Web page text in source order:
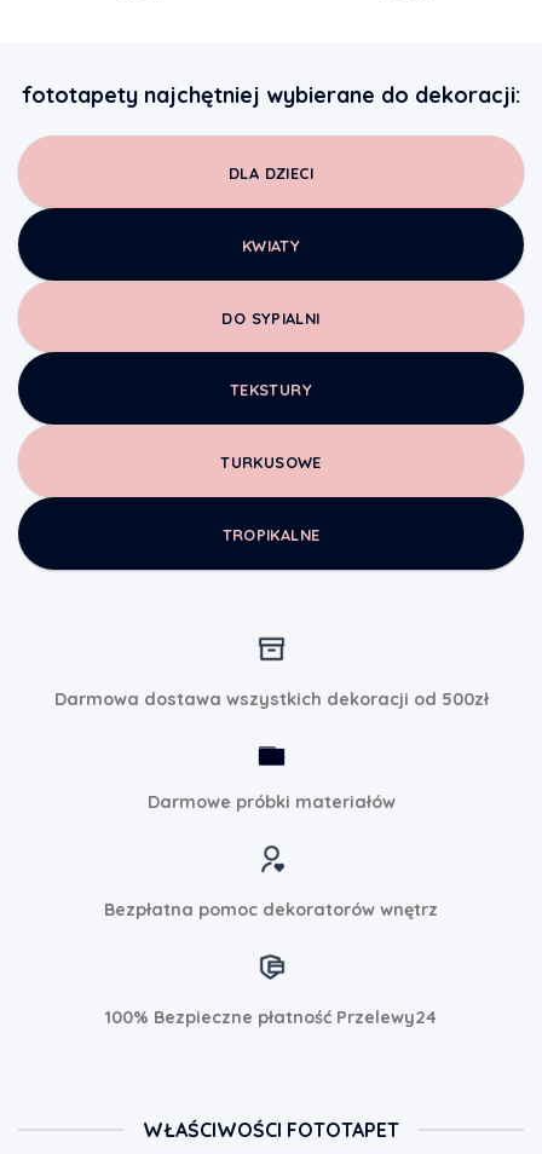
fototapety najchętniej wybierane do dekoracji:
DLA DZIECI
KWIATY
DO SYPIALNI
TEKSTURY
TURKUSOWE
TROPIKALNE
Darmowa dostawa wszystkich dekoracji od 500zł
Darmowe próbki materiałów
Bezpłatna pomoc dekoratorów wnętrz
100% Bezpieczne płatność Przelewy24
WŁAŚCIWOŚCI FOTOTAPET